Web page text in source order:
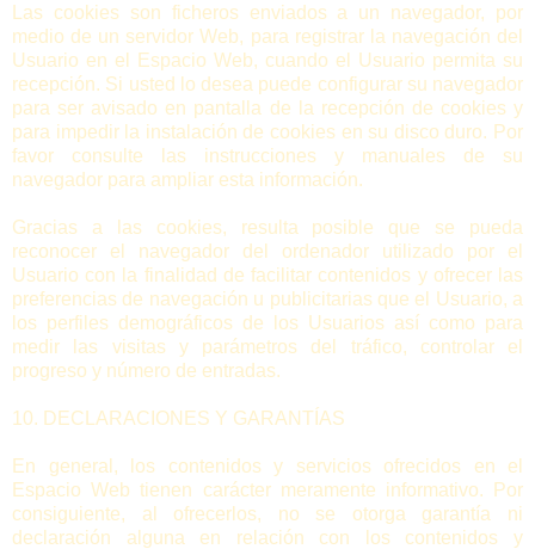
Las cookies son ficheros enviados a un navegador, por
medio de un servidor Web, para registrar la navegación del
Usuario en el Espacio Web, cuando el Usuario permita su
recepción. Si usted lo desea puede configurar su navegador
para ser avisado en pantalla de la recepción de cookies y
para impedir la instalación de cookies en su disco duro. Por
favor consulte las instrucciones y manuales de su
navegador para ampliar esta información.
Gracias a las cookies, resulta posible que se pueda
reconocer el navegador del ordenador utilizado por el
Usuario con la finalidad de facilitar contenidos y ofrecer las
preferencias de navegación u publicitarias que el Usuario, a
los perfiles demográficos de los Usuarios así como para
medir las visitas y parámetros del tráfico, controlar el
progreso y número de entradas.
10. DECLARACIONES Y GARANTÍAS
En general, los contenidos y servicios ofrecidos en el
Espacio Web tienen carácter meramente informativo. Por
consiguiente, al ofrecerlos, no se otorga garantía ni
declaración alguna en relación con los contenidos y